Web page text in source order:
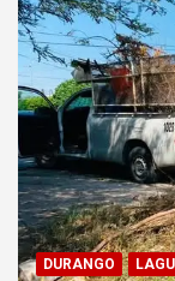
DURANGO